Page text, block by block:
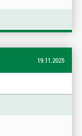
19.11.2025